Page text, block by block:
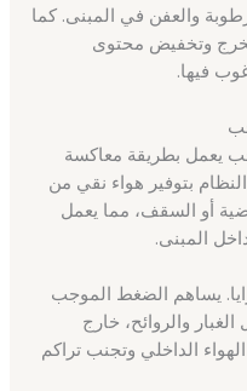
والعفن في المبنى. كما
وتخفيض محتوى
فيها.
يعمل بطريقة معاكسة
بتوفير هواء نقي من
أو السقف، مما يعمل
المبنى.
يساهم الضغط الموجب
والروائح، خارج
الداخلي وتجنب تراكم